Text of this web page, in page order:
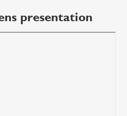
presentation